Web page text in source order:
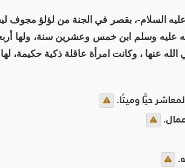
السلام-، بقصر في الجنة من لؤلؤ
عليه وسلم ابن خمس وعشرين سنة، ولها
الله عنها ، وكانت امرأة عاقلة ذكية حكيمة،
حيًّا وميتًا.